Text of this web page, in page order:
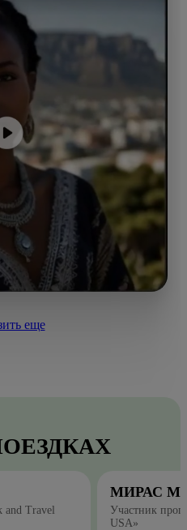
еще
Travel
МИРАС
Участник
USA»